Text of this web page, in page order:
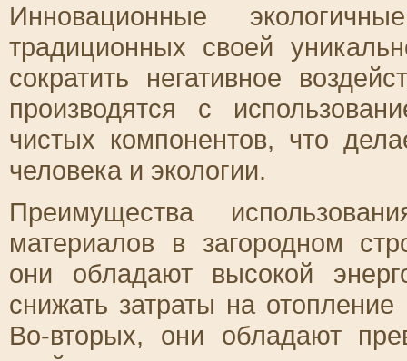
Инновационные
традиционных своей
сократить негативное
производятся с
чистых компонентов, что
человека и экологии.
Преимущества
материалов в загородном
они обладают высокой
снижать затраты на
Во-вторых, они обладают